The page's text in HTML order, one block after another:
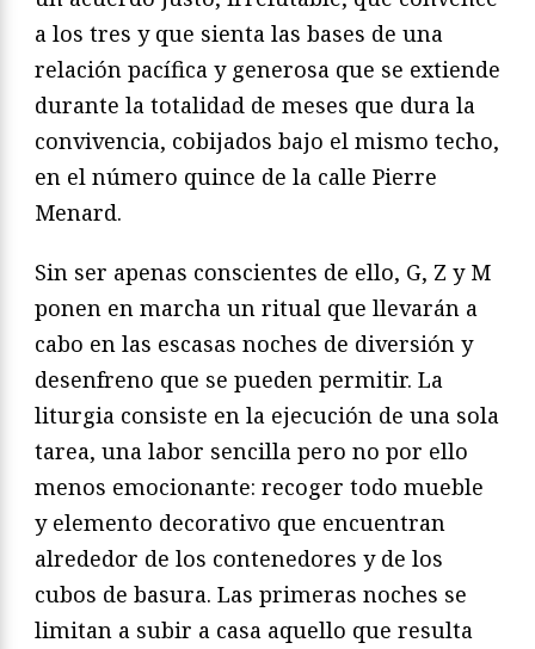
a los tres y que sienta las bases de una
relación pacífica y generosa que se extiende
durante la totalidad de meses que dura la
convivencia, cobijados bajo el mismo techo,
en el número quince de la calle Pierre
Menard.
Sin ser apenas conscientes de ello, G, Z y M
ponen en marcha un ritual que llevarán a
cabo en las escasas noches de diversión y
desenfreno que se pueden permitir. La
liturgia consiste en la ejecución de una sola
tarea, una labor sencilla pero no por ello
menos emocionante: recoger todo mueble
y elemento decorativo que encuentran
alrededor de los contenedores y de los
cubos de basura. Las primeras noches se
limitan a subir a casa aquello que resulta